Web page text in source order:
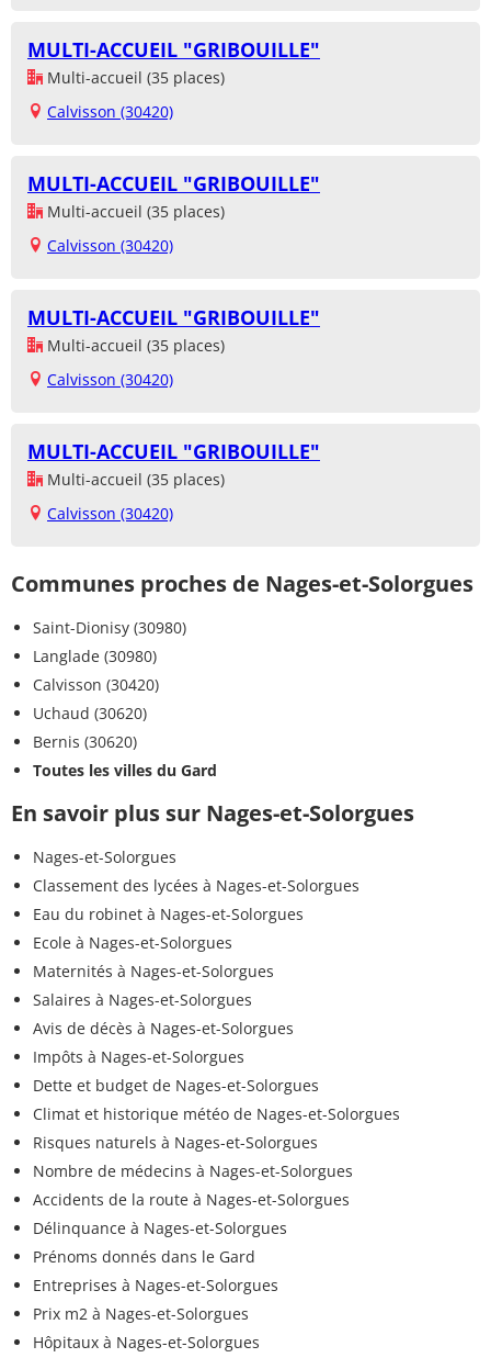
MULTI-ACCUEIL "GRIBOUILLE"
Multi-accueil (35 places)
Calvisson (30420)
MULTI-ACCUEIL "GRIBOUILLE"
Multi-accueil (35 places)
Calvisson (30420)
MULTI-ACCUEIL "GRIBOUILLE"
Multi-accueil (35 places)
Calvisson (30420)
MULTI-ACCUEIL "GRIBOUILLE"
Multi-accueil (35 places)
Calvisson (30420)
Communes proches de Nages-et-Solorgues
Saint-Dionisy (30980)
Langlade (30980)
Calvisson (30420)
Uchaud (30620)
Bernis (30620)
Toutes les villes du Gard
En savoir plus sur Nages-et-Solorgues
Nages-et-Solorgues
Classement des lycées à Nages-et-Solorgues
Eau du robinet à Nages-et-Solorgues
Ecole à Nages-et-Solorgues
Maternités à Nages-et-Solorgues
Salaires à Nages-et-Solorgues
Avis de décès à Nages-et-Solorgues
Impôts à Nages-et-Solorgues
Dette et budget de Nages-et-Solorgues
Climat et historique météo de Nages-et-Solorgues
Risques naturels à Nages-et-Solorgues
Nombre de médecins à Nages-et-Solorgues
Accidents de la route à Nages-et-Solorgues
Délinquance à Nages-et-Solorgues
Prénoms donnés dans le Gard
Entreprises à Nages-et-Solorgues
Prix m2 à Nages-et-Solorgues
Hôpitaux à Nages-et-Solorgues